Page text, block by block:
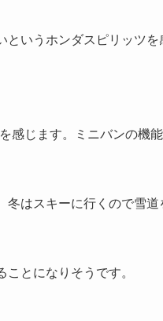
いうホンダスピリッツを
感じます。ミニバンの機
冬はスキーに行くので雪
とになりそうです。